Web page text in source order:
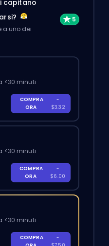
capitano
a uno dei
<30 minuti
COMPRA
ORA
-
$3.32
<30 minuti
COMPRA
ORA
-
$6.00
<30 minuti
COMPRA
-